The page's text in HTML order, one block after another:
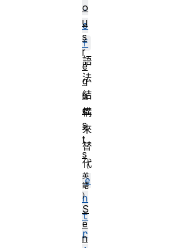
.
o
f
語
法
結
構
來
替
代
e
n
t
r
o
u
s
r
e
q
u
e
s
t
s
S
e
n